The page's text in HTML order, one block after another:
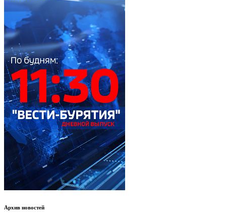
Архив новостей